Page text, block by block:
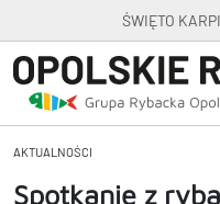
ŚWIĘTO
AKTUALNOŚCI
Spotkanie z